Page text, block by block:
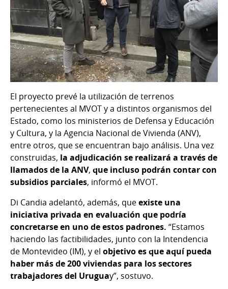
El proyecto prevé la utilización de terrenos
pertenecientes al MVOT y a distintos organismos del
Estado, como los ministerios de Defensa y Educación
y Cultura, y la Agencia Nacional de Vivienda (ANV),
entre otros, que se encuentran bajo análisis. Una vez
construidas, la adjudicación se realizará a través de
llamados de la ANV, que incluso podrán contar con
subsidios parciales, informó el MVOT.
Di Candia adelantó, además, queexiste una
iniciativa privada en evaluación que podría
concretarse en uno de estos padrones. “Estamos
haciendo las factibilidades, junto con la Intendencia
de Montevideo (IM), y el objetivo es que aquí pueda
haber más de 200 viviendas para los sectores
trabajadores del Uruguay”, sostuvo.